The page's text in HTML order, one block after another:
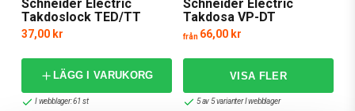
Schneider Electric
Takdoslock TED/TT
37,00 kr
LÄGG I VARUKORG
I webblager: 61 st
Schneider Electric
Takdosa VP-DT
från 66,00 kr
5 av 5 varianter I webblager